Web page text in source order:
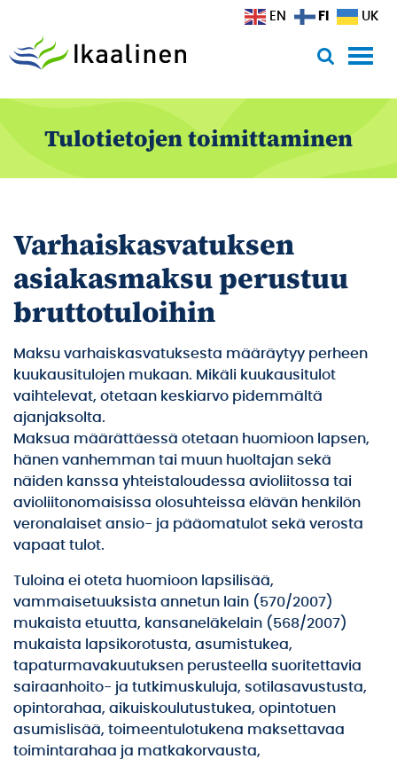
Tulotietojen toimittaminen
Varhaiskasvatuksen
asiakasmaksu perustuu
bruttotuloihin
Maksu varhaiskasvatuksesta määräytyy perheen
kuukausitulojen mukaan. Mikäli kuukausitulot
vaihtelevat, otetaan keskiarvo pidemmältä
ajanjaksolta.
Maksua määrättäessä otetaan huomioon lapsen,
hänen vanhemman tai muun huoltajan sekä
näiden kanssa yhteistaloudessa avioliitossa tai
avioliitonomaisissa olosuhteissa elävän henkilön
veronalaiset ansio- ja pääomatulot sekä verosta
vapaat tulot.
Tuloina ei oteta huomioon lapsilisää,
vammaisetuuksista annetun lain (570/2007)
mukaista etuutta, kansaneläkelain (568/2007)
mukaista lapsikorotusta, asumistukea,
tapaturmavakuutuksen perusteella suoritettavia
sairaanhoito- ja tutkimuskuluja, sotilasavustusta,
opintorahaa, aikuiskoulutustukea, opintotuen
asumislisää, toimeentulotukena maksettavaa
toimintarahaa ja matkakorvausta,
EN FI UK